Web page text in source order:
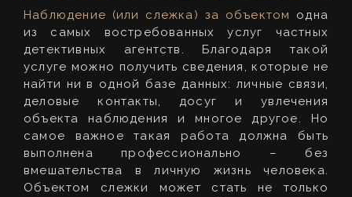
Наблюдение (или слежка) за объектом
одна
из самых востребованных услуг частных
детективных агентств. Благодаря такой
услуге можно получить сведения, которые не
найти ни в одной базе данных: личные связи,
деловые контакты, досуг и увлечения
объекта наблюдения и многое другое. Но
самое важное такая работа должна быть
выполнена профессионально – без
вмешательства в личную жизнь человека.
Объектом слежки может стать не только